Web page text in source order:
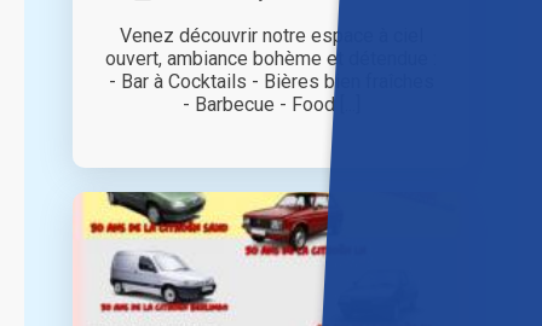
Venez découvrir notre espace à ciel
ouvert, ambiance bohème et détendue :
- Bar à Cocktails - Bières bien fraîches
- Barbecue - Food [...]